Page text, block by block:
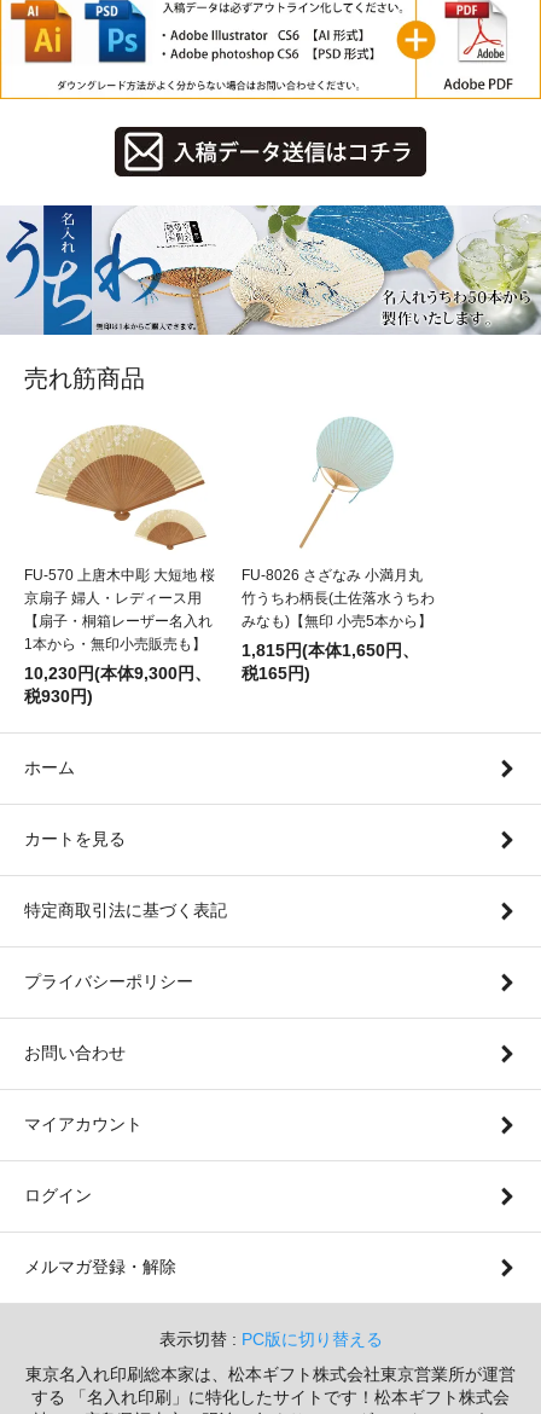
売れ筋商品
FU-570 上唐木中彫 大短地 桜
京扇子 婦人・レディース用
【扇子・桐箱レーザー名入れ
1本から・無印小売販売も】
10,230円(本体9,300円、
税930円)
FU-8026 さざなみ 小満月丸
竹うちわ柄長(土佐落水うちわ
みなも)【無印 小売5本から】
1,815円(本体1,650円、
税165円)
ホーム
カートを見る
特定商取引法に基づく表記
プライバシーポリシー
お問い合わせ
マイアカウント
ログイン
メルマガ登録・解除
表示切替 : PC版に切り替える
東京名入れ印刷総本家は、松本ギフト株式会社東京営業所が運営
する 「名入れ印刷」に特化したサイトです！松本ギフト株式会